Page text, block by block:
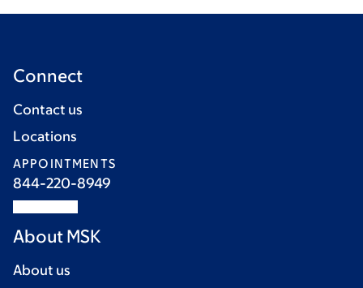
Connect
Contact us
Locations
APPOINTMENTS
844-220-8949
About MSK
About us